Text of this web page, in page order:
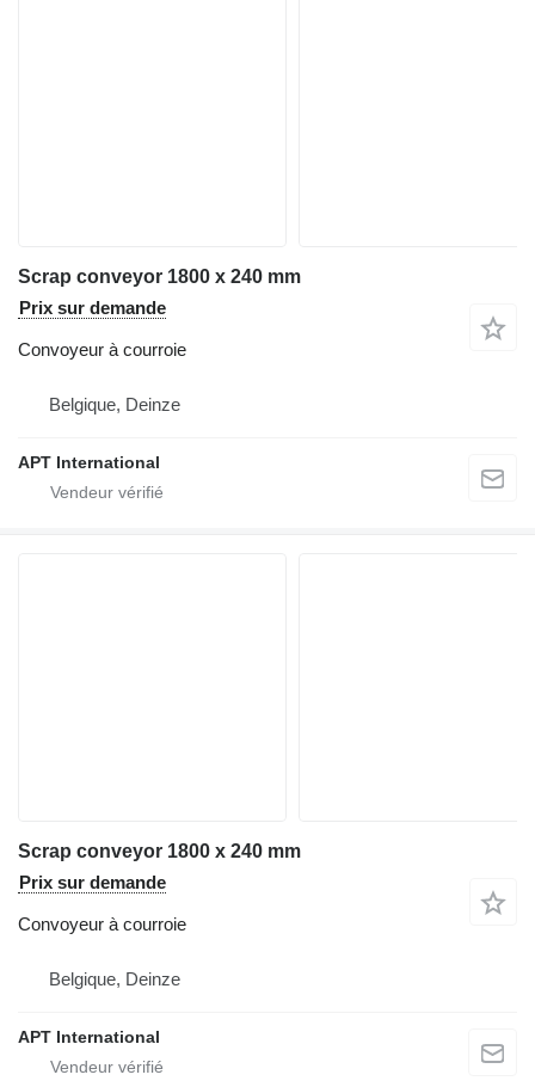
Scrap conveyor 1800 x 240 mm
Prix sur demande
Convoyeur à courroie
Belgique, Deinze
APT International
Scrap conveyor 1800 x 240 mm
Prix sur demande
Convoyeur à courroie
Belgique, Deinze
APT International